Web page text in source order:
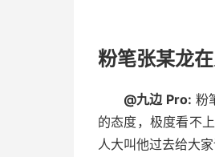
粉笔张某龙
@九边 Pro: 粉
的态度，极度看不
人大叫他过去给大